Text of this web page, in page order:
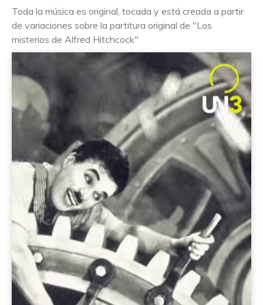
Toda la música es original, tocada y está creada a partir
de variaciones sobre la partitura original de "Los
misterios de Alfred Hitchcock"